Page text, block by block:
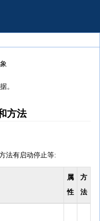
。
方法
法有启动停止等:
属
性
方
法